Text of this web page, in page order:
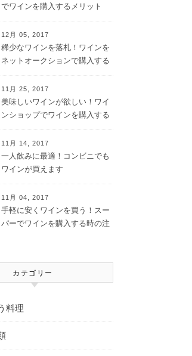
でワインを購入するメリット
12月 05, 2017
稀少なワインを落札！ワインを
ネットオークションで購入する
11月 25, 2017
美味しいワインが欲しい！ワイ
ンショップでワインを購入する
11月 14, 2017
一人飲みに最適！コンビニでも
ワインが買えます
11月 04, 2017
手軽に安くワインを買う！スー
パーでワインを購入する時の注
カテゴリー
料理